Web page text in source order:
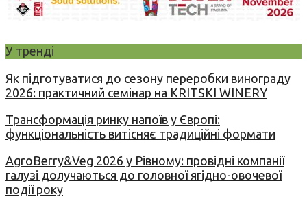
У тренді
Як підготуватися до сезону переробки винограду
2026: практичний семінар на KRITSKI WINERY
Трансформація ринку напоїв у Європі:
функціональність витісняє традиційні формати
AgroBerry&Veg 2026 у Рівному: провідні компанії
галузі долучаються до головної ягідно-овочевої
події року